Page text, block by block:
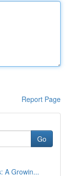
Report Page
Go
A Growin...